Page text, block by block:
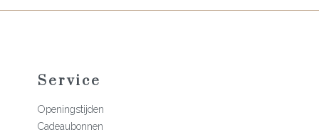
Service
Openingstijden
Cadeaubonnen